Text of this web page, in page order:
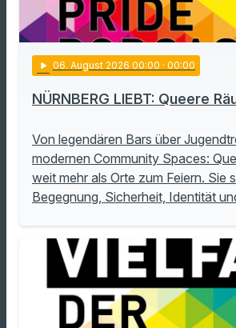
play_arrow 06. August 2026 00:00 · 00:00
NÜRNBERG LIEBT: Queere
Von legendären Bars über
modernen Community Spaces:
weit mehr als Orte zum Feiern. Sie
Begegnung, Sicherheit, Identität